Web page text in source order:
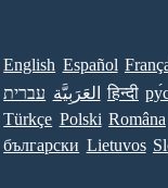
English Español
עברית العَرَبِيَّة हिन्दी
Türkçe Polski Româna
български Lietuvos